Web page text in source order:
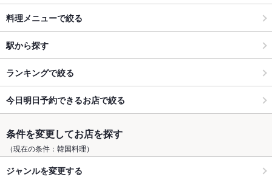
料理メニューで絞る
駅から探す
ランキングで絞る
今日明日予約できるお店で絞る
条件を変更してお店を探す
（現在の条件：韓国料理）
ジャンルを変更する